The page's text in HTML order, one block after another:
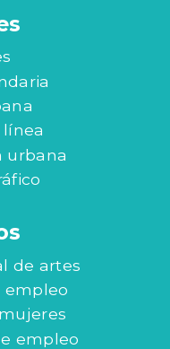
urbana
de artes
empleo
empleo